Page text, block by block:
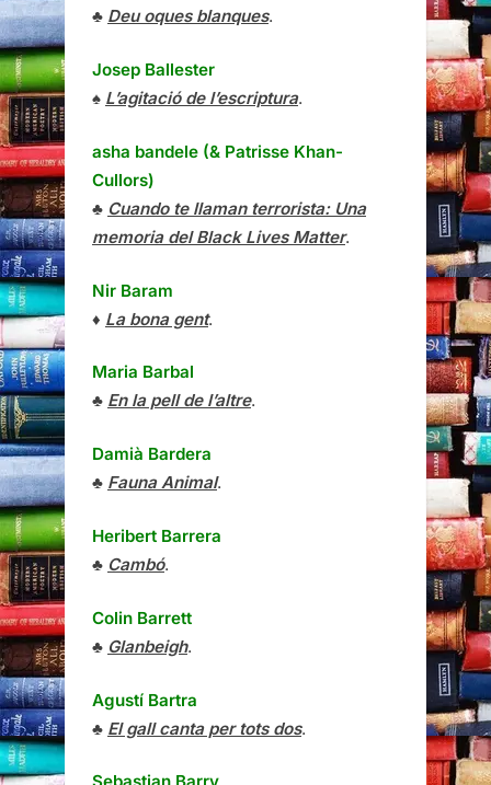
♣ Deu oques blanques.
Josep Ballester
♠ L’agitació de l’escriptura.
asha bandele (& Patrisse Khan-
Cullors)
♣ Cuando te llaman terrorista: Una
memoria del Black Lives Matter.
Nir Baram
♦ La bona gent.
Maria Barbal
♣ En la pell de l’altre.
Damià Bardera
♣ Fauna Animal.
Heribert Barrera
♣ Cambó.
Colin Barrett
♣ Glanbeigh.
Agustí Bartra
♣ El gall canta per tots dos.